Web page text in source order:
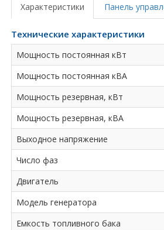
Характеристики Панель
Технические характеристики
Мощность постоянная кВт
Мощность постоянная кВА
Мощность резервная, кВт
Мощность резервная, кВА
Выходное напряжение
Число фаз
Двигатель
Модель генератора
Емкость топливного бака